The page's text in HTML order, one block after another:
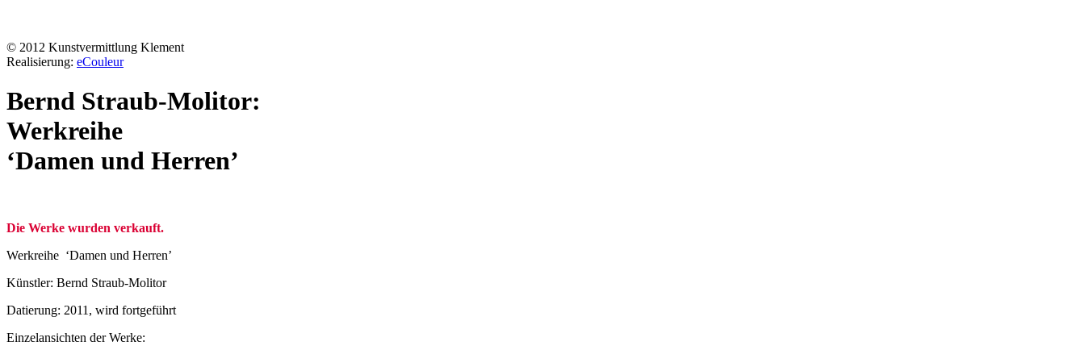
© 2012 Kunstvermittlung Klement
Realisierung: eCouleur
Bernd Straub-Molitor:
Werkreihe
‘Damen und Herren’
Die Werke wurden verkauft.
Werkreihe ‘Damen und Herren’
Künstler: Bernd Straub-Molitor
Datierung: 2011, wird fortgeführt
Einzelansichten der Werke: